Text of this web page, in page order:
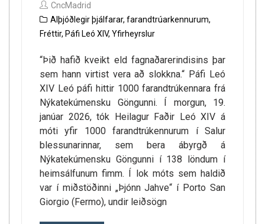
CncMadrid
Alþjóðlegir þjálfarar, farandtrúarkennurum,
Fréttir, Páfi Leó XIV, Yfirheyrslur
“Þið hafið kveikt eld fagnaðarerindisins þar
sem hann virtist vera að slokkna.“ Páfi Leó
XIV Leó páfi hittir 1000 farandtrúkennara frá
Nýkatekúmensku Göngunni. Í morgun, 19.
janúar 2026, tók Heilagur Faðir Leó XIV á
móti yfir 1000 farandtrúkennurum í Salur
blessunarinnar, sem bera ábyrgð á
Nýkatekúmensku Göngunni í 138 löndum í
heimsálfunum fimm. Í lok móts sem haldið
var í miðstöðinni „Þjónn Jahve“ í Porto San
Giorgio (Fermo), undir leiðsögn